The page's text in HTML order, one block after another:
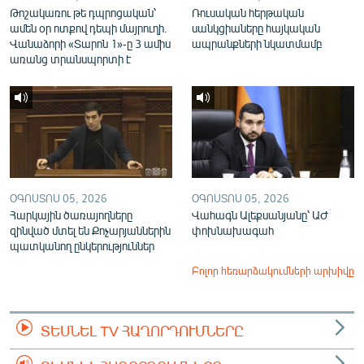
Թոշակառու թե դպրոցական՝
ամեն օր ոտքով դեպի մայրուղի.
Վանաձորի «Տարոն 1»-ը 3 ամիս
առանց տրանսպորտի է
Ռուսական հերթական
սանկցիաները հայկական
ապրանքների նկատմամբ
ՕԳՈՍՏՈՍ 05, 2026
Հարկային ծառայողները
զինված մտել են Քոչարյաններին
պատկանող ընկերություններ
ՕԳՈՍՏՈՍ 05, 2026
Վահագն Ալեքսանյանը՝ ԱԺ
փոխնախագահ
Բոլոր հեռարձակումների արխիվը
ՏԵՍՆԵԼ TV ՀԱՂՈՐԴՈՒՄՆԵՐԸ